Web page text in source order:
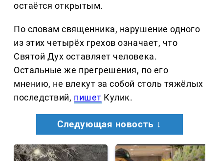
остаётся открытым.
По словам священника, нарушение одного
из этих четырёх грехов означает, что
Святой Дух оставляет человека.
Остальные же прегрешения, по его
мнению, не влекут за собой столь тяжёлых
последствий, пишет Кулик.
Следующая новость ↓